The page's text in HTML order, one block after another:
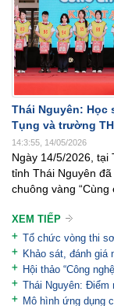
Thái Nguyên: Học
Tụng và trường
14:3:55, 14/05/2026
Ngày 14/5/2026, tại
tỉnh Thái Nguyên
chuông vàng “Cùng
XEM TIẾP
Hội thảo “Công